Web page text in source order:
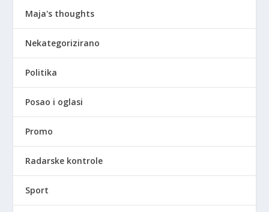
Maja's thoughts
Nekategorizirano
Politika
Posao i oglasi
Promo
Radarske kontrole
Sport